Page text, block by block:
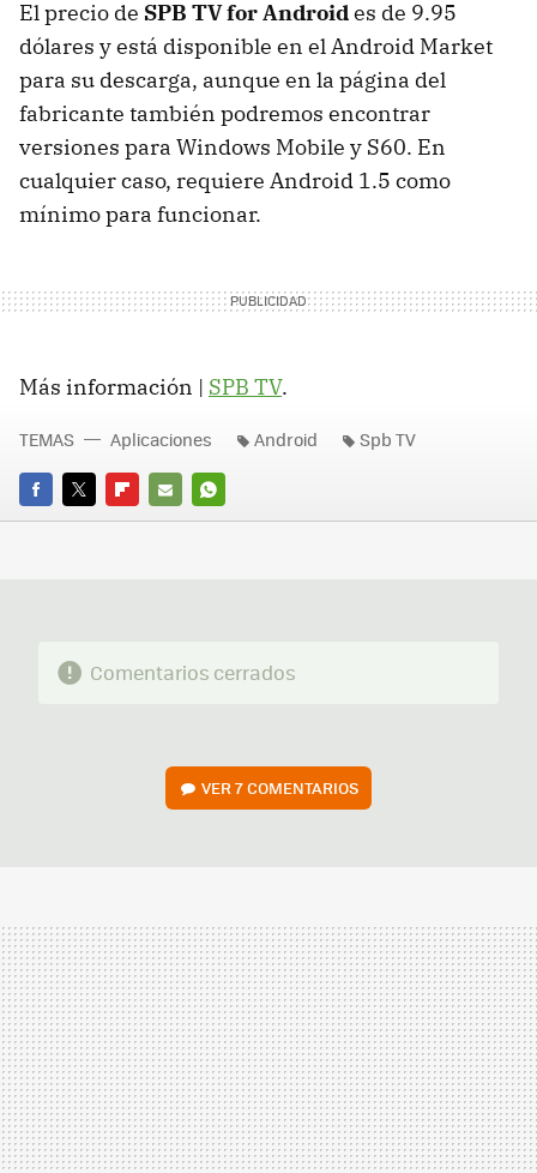
El precio de SPB TV for Androides de 9.95
dólares y está disponible en el Android Market
para su descarga, aunque en la página del
fabricante también podremos encontrar
versiones para Windows Mobile y S60. En
cualquier caso, requiere Android 1.5 como
mínimo para funcionar.
Más información | SPB TV.
FACEBOOK
TWITTERFLIPBOARD
E-
WHATSAPP
TEMAS Aplicaciones Android Spb TV
Comentarios cerrados
VER7 COMENTARIOS